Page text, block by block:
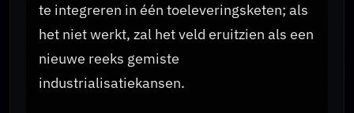
te integreren in één toeleveringsketen; als
het niet werkt, zal het veld eruitzien als een
nieuwe reeks gemiste
industrialisatiekansen.